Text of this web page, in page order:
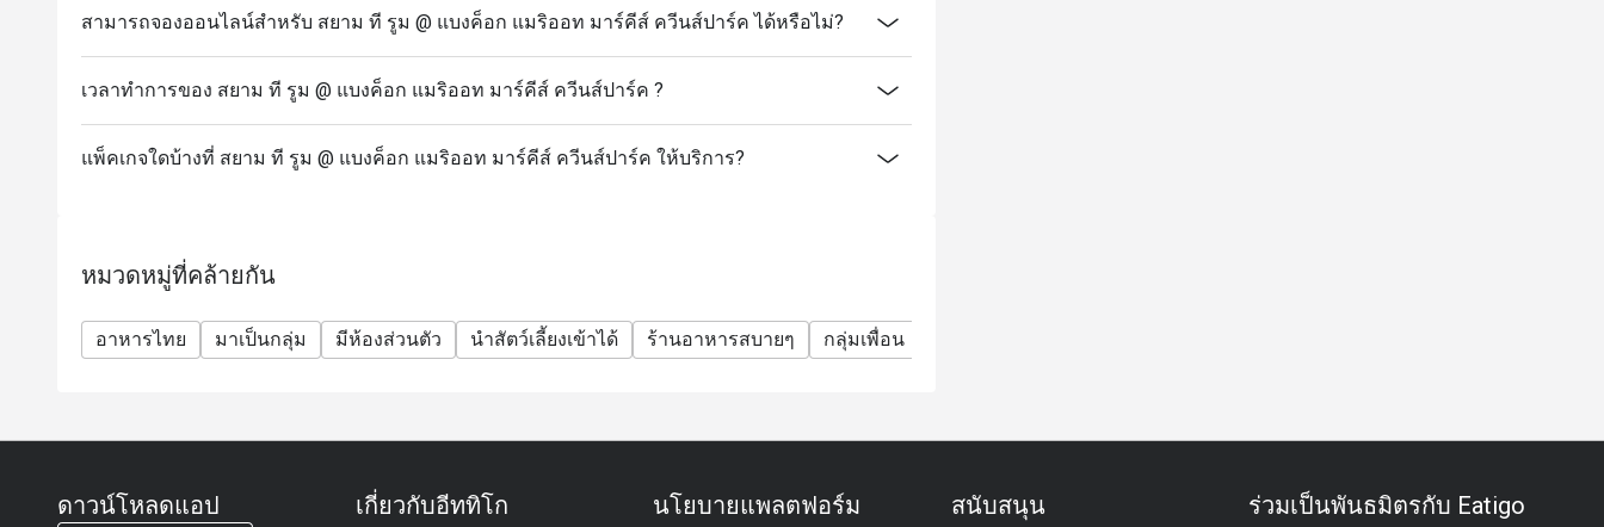
สามารถจองออนไลน์สำหรับ สยาม ที รูม @ แบงค็อก แมริออท มาร์คีส์ ควีนส์ปาร์ค ได้หรือไม่?
เวลาทำการของ สยาม ที รูม @ แบงค็อก แมริออท มาร์คีส์ ควีนส์ปาร์ค ?
แพ็คเกจใดบ้างที่ สยาม ที รูม @ แบงค็อก แมริออท มาร์คีส์ ควีนส์ปาร์ค ให้บริการ?
หมวดหมู่ที่คล้ายกัน
อาหารไทย มาเป็นกลุ่ม มีห้องส่วนตัว นำสัตว์เลี้ยงเข้าได้ ร้านอาหารสบายๆ กลุ่มเพื่อน
ดาวน์โหลดแอป เกี่ยวกับอีททิโก นโยบายแพลตฟอร์ม สนับสนุน ร่วมเป็นพันธมิตรกับ Eatigo